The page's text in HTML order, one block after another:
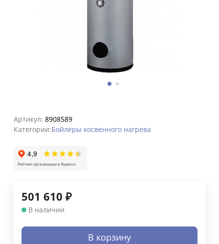
Артикул: 8908589
Категории:Бойлеры косвенного нагрева
501 610 ₽
В наличии
В корзину